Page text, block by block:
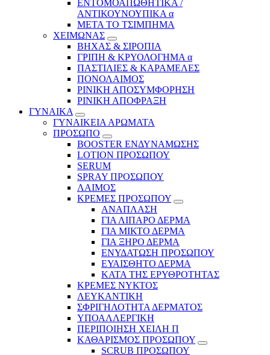
ΕΝΤΟΜΟΑΠΩΘΗΤΙΚΑ /
ΑΝΤΙΚΟΥΝΟΥΠΙΚΑ α
ΜΕΤΑ ΤΟ ΤΣΙΜΠΗΜΑ
ΧΕΙΜΩΝΑΣ
ΒΗΧΑΣ & ΣΙΡΟΠΙΑ
ΓΡΙΠΗ & ΚΡΥΟΛΟΓΗΜΑ α
ΠΑΣΤΙΛΙΕΣ & ΚΑΡΑΜΕΛΕΣ
ΠΟΝΟΛΑΙΜΟΣ
ΡΙΝΙΚΗ ΑΠΟΣΥΜΦΟΡΗΣΗ
ΡΙΝΙΚΗ ΑΠΟΦΡΑΞΗ
ΓΥΝΑΙΚΑ
ΓΥΝΑΙΚΕΙΑ ΑΡΩΜΑΤΑ
ΠΡΟΣΩΠΟ
BOOSTER ΕΝΔΥΝΑΜΩΣΗΣ
LOTION ΠΡΟΣΩΠΟΥ
SERUM
SPRAY ΠΡΟΣΩΠΟΥ
ΛΑΙΜΟΣ
ΚΡΕΜΕΣ ΠΡΟΣΩΠΟΥ
ΑΝΑΠΛΑΣΗ
ΓΙΑ ΛΙΠΑΡΟ ΔΕΡΜΑ
ΓΙΑ ΜΙΚΤΟ ΔΕΡΜΑ
ΓΙΑ ΞΗΡΟ ΔΕΡΜΑ
ΕΝΥΔΑΤΩΣΗ ΠΡΟΣΩΠΟΥ
ΕΥΑΙΣΘΗΤΟ ΔΕΡΜΑ
ΚΑΤΑ ΤΗΣ ΕΡΥΘΡΟΤΗΤΑΣ
ΚΡΕΜΕΣ ΝΥΚΤΟΣ
ΛΕΥΚΑΝΤΙΚΗ
ΣΦΡΙΓΗΛΟΤΗΤΑ ΔΕΡΜΑΤΟΣ
ΥΠΟΑΛΛΕΡΓΙΚΗ
ΠΕΡΙΠΟΙΗΣΗ ΧΕΙΛΗ Π
ΚΑΘΑΡΙΣΜΟΣ ΠΡΟΣΩΠΟΥ
SCRUB ΠΡΟΣΩΠΟΥ